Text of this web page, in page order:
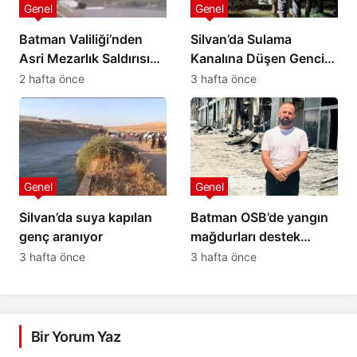
Batman Valiliği’nden
Asri Mezarlık Saldırısına
İlişkin Açıklama
Genel
2 hafta önce
Silvan’da Sulama
Kanalına Düşen Gencin
Cansız Bedenine 4,5
Saat Sonra Ulaşıldı
Genel
3 hafta önce
Silvan’da suya kapılan
genç aranıyor
Genel
3 hafta önce
Batman OSB’de yangın
mağdurları destek
bekliyor: 20 yıllık
Genel
3 hafta önce
Bir Yorum Yaz